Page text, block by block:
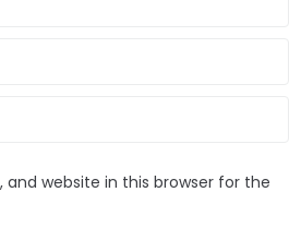
and website in this browser for the